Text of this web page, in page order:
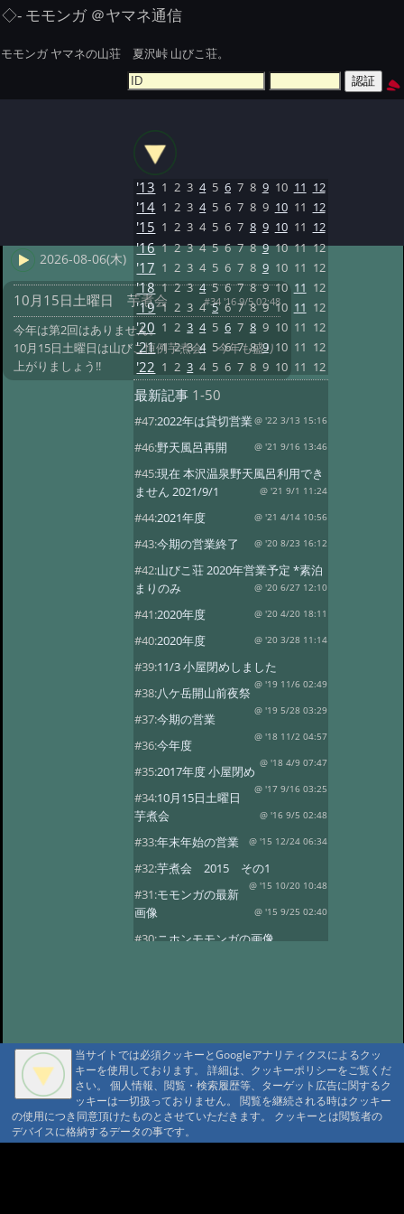
◇- モモンガ ＠ヤマネ通信
モモンガ ヤマネの山荘 夏沢峠 山びこ荘。
2026-08-06(木)
10月15日土曜日 芋煮会 #34 '16 9/5 02:48
今年は第2回はありません。
10月15日土曜日は山びこ恒例芋煮会! 今年も盛り
上がりましょう!!
'13 1 2 3 4 5 6 7 8 9 10 11 12
'14 1 2 3 4 5 6 7 8 9 10 11 12
'15 1 2 3 4 5 6 7 8 9 10 11 12
'16 1 2 3 4 5 6 7 8 9 10 11 12
'17 1 2 3 4 5 6 7 8 9 10 11 12
'18 1 2 3 4 5 6 7 8 9 10 11 12
'19 1 2 3 4 5 6 7 8 9 10 11 12
'20 1 2 3 4 5 6 7 8 9 10 11 12
'21 1 2 3 4 5 6 7 8 9 10 11 12
'22 1 2 3 4 5 6 7 8 9 10 11 12
最新記事 1-50
#47:2022年は貸切営業 @ '22 3/13 15:16
#46:野天風呂再開 @ '21 9/16 13:46
#45:現在 本沢温泉野天風呂利用でき
ません 2021/9/1
@ '21 9/1 11:24
#44:2021年度 @ '21 4/14 10:56
#43:今期の営業終了 @ '20 8/23 16:12
#42:山びこ荘 2020年営業予定 *素泊
まりのみ
@ '20 6/27 12:10
#41:2020年度 @ '20 4/20 18:11
#40:2020年度 @ '20 3/28 11:14
#39:11/3 小屋閉めしました
@ '19 11/6 02:49
#38:八ケ岳開山前夜祭
@ '19 5/28 03:29
#37:今期の営業
@ '18 11/2 04:57
#36:今年度
@ '18 4/9 07:47
#35:2017年度 小屋閉め
@ '17 9/16 03:25
#34:10月15日土曜日
芋煮会
@ '16 9/5 02:48
#33:年末年始の営業 @ '15 12/24 06:34
#32:芋煮会 2015 その1
@ '15 10/20 10:48
#31:モモンガの最新
画像
@ '15 9/25 02:40
#30:ニホンモモンガの画像
#26:芋煮会2 @ '14 10/27 21:06
#7:芋煮会 @ '14 10/8 21:29
#7:今年も宜しくお願い致します
#6:ヤマネの冬眠写真
当サイトでは必須クッキーとGoogleアナリティクスによるクッ
キーを使用しております。 詳細は、クッキーポリシーをご覧くだ
さい。 個人情報、閲覧・検索履歴等、ターゲット広告に関するク
ッキーは一切扱っておりません。 閲覧を継続される時はクッキー
の使用につき同意頂けたものとさせていただきます。 クッキーとは閲覧者の
デバイスに格納するデータの事です。